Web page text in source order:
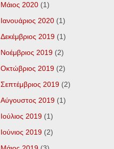
Μάιος 2020 (1)
Ιανουάριος 2020 (1)
Δεκέμβριος 2019 (1)
Νοέμβριος 2019 (2)
Οκτώβριος 2019 (2)
Σεπτέμβριος 2019 (2)
Αύγουστος 2019 (1)
Ιούλιος 2019 (1)
Ιούνιος 2019 (2)